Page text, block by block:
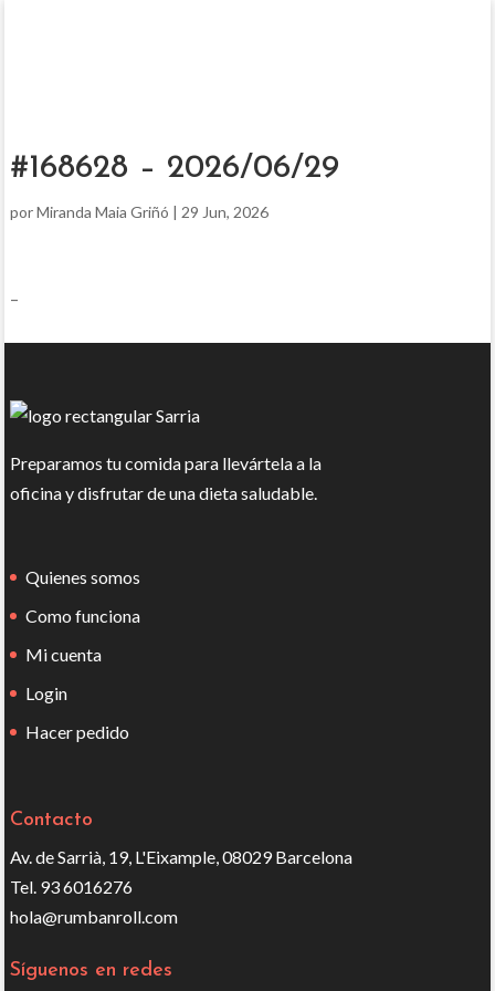
#168628 – 2026/06/29
porMiranda Maia Griñó | 29 Jun, 2026
–
Preparamos tu comida para llevártela a la
oficina y disfrutar de una dieta saludable.
Quienes somos
Como funciona
Mi cuenta
Login
Hacer pedido
Contacto
Av. de Sarrià, 19, L'Eixample, 08029 Barcelona
Tel. 93 6016276
hola@rumbanroll.com
Síguenos en redes